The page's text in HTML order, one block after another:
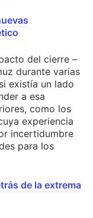
del cierre –
durante varias
existía un lado
a esa
como los
experiencia
incertidumbre
para los
de la extrema